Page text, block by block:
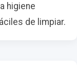
higiene
de limpiar.